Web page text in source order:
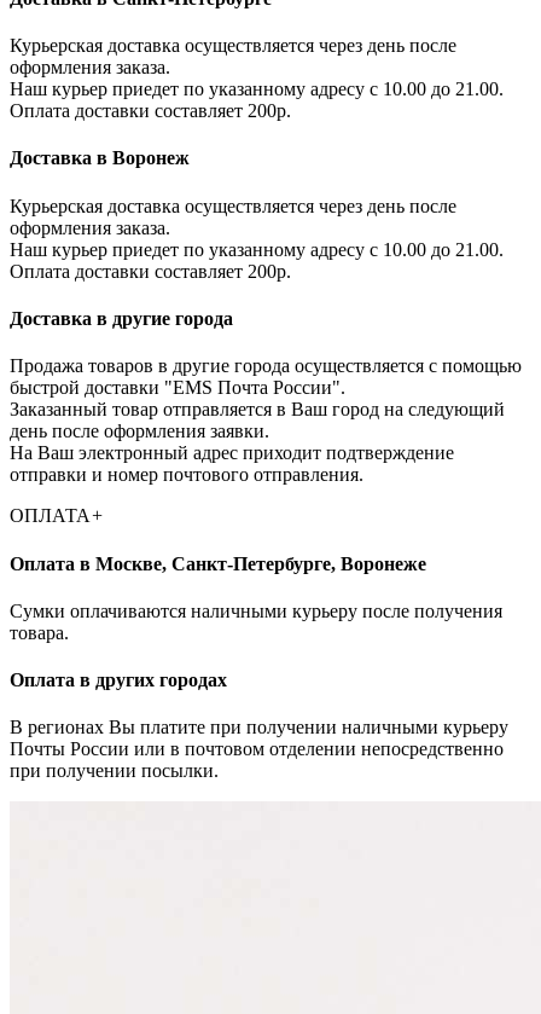
Курьерская доставка осуществляется через день после
оформления заказа.
Наш курьер приедет по указанному адресу с 10.00 до 21.00.
Оплата доставки составляет 200р.
Доставка в Воронеж
Курьерская доставка осуществляется через день после
оформления заказа.
Наш курьер приедет по указанному адресу с 10.00 до 21.00.
Оплата доставки составляет 200р.
Доставка в другие города
Продажа товаров в другие города осуществляется с помощью
быстрой доставки "EMS Почта России".
Заказанный товар отправляется в Ваш город на следующий
день после оформления заявки.
На Ваш электронный адрес приходит подтверждение
отправки и номер почтового отправления.
ОПЛАТА+
Оплата в Москве, Санкт-Петербурге, Воронеже
Cумки оплачиваются наличными курьеру после получения
товара.
Оплата в других городах
В регионах Вы платите при получении наличными курьеру
Почты России или в почтовом отделении непосредственно
при получении посылки.